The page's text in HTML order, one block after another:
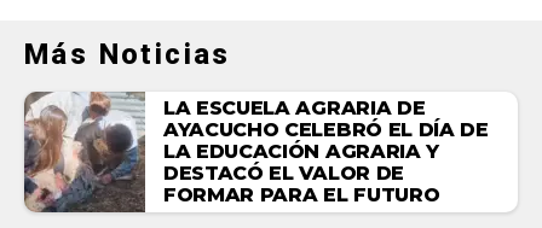
Más Noticias
LA ESCUELA AGRARIA DE
AYACUCHO CELEBRÓ EL DÍA DE
LA EDUCACIÓN AGRARIA Y
DESTACÓ EL VALOR DE
FORMAR PARA EL FUTURO